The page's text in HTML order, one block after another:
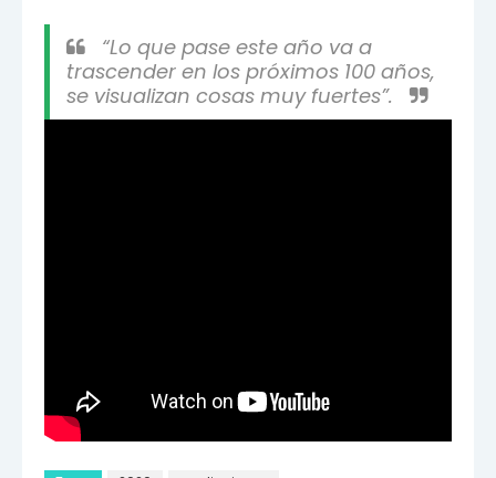
“Lo que pase este año va a
trascender en los próximos 100 años,
se visualizan cosas muy fuertes”.